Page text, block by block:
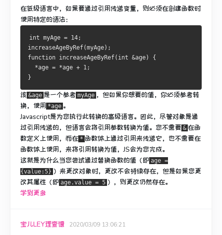
在低级语言中，如果要通过引用传递变量，则必须在创建函数时
使用特定的语法：
int myAge = 14;
increaseAgeByRef(myAge);
function increaseAgeByRef(int &age) {
  *age = *age + 1;
}
该 &age 是一个参考 myAge ，但如果你想要的值，你必须参考转
换，使用 *age 。
Javascript是为您执行此转换的高级语言。 因此，尽管对象是通
过引用传递的，但语言会将引用参数转换为值。 您不需要 & 在函
数定义上使用，而在 * 函数体上通过引用来传递它，也不需要在
函数体上使用，来将引用转换为值，JS会为您完成。
这就是为什么当您尝试通过替换函数的值（即 age =
{value:5} ） 来更改对象时，更改不会持续存在，但是如果您更
改其属性（即 age.value = 5 ），则更改仍然存在。
学到更多
宝儿LEY理查德 2020/03/09 13:06:21